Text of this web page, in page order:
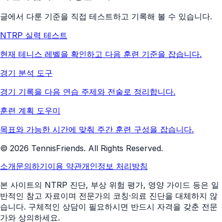
글에서 다룬 기준을 직접 테스트하고 기록해 볼 수 있습니다.
NTRP 실력 테스트
현재 테니스 레벨을 확인하고 다음 훈련 기준을 잡습니다.
경기 분석 도구
경기 기록을 다음 연습 주제와 전술로 정리합니다.
훈련 계획 도우미
목표와 가능한 시간에 맞춰 주간 훈련 구성을 잡습니다.
© 2026 TennisFriends. All Rights Reserved.
소개문의하기이용 약관개인정보 처리방침
본 사이트의 NTRP 진단, 부상 위험 평가, 영양 가이드 등은 일
반적인 참고 자료이며 전문가의 코칭·의료 진단을 대체하지 않
습니다. 구체적인 상담이 필요하시면 반드시 자격을 갖춘 전문
가와 상의하세요.